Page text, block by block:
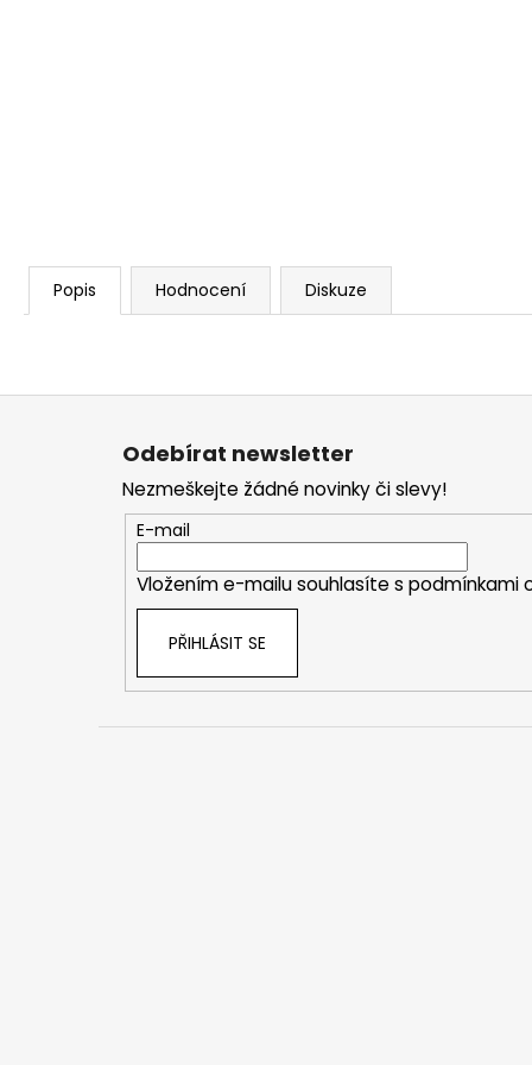
Popis Hodnocení Diskuze
Z
Odebírat newsletter
Nezmeškejte žádné novinky či slevy!
E-mail
Vložením e-mailu souhlasíte s podmínkami
PŘIHLÁSIT SE